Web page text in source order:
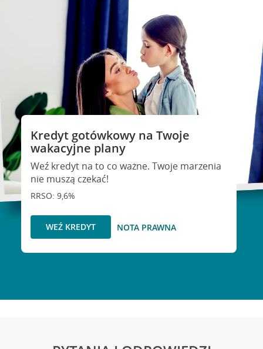
Kredyt gotówkowy na Twoje
wakacyjne plany
Weź kredyt na to co ważne. Twoje marzenia
nie muszą czekać!
RRSO: 9,6%
WEŹ KREDYT NOTA PRAWNA